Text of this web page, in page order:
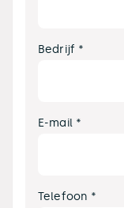
Bedrijf *
E-mail *
Telefoon *